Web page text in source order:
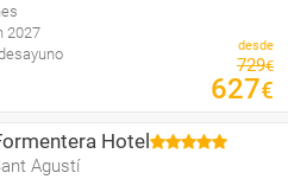
2027
desde
729€
627€
Hotel
Agustí